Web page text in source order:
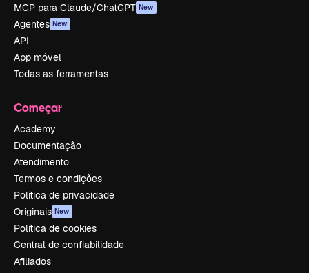
MCP para Claude/ChatGPT New
Agentes New
API
App móvel
Todas as ferramentas
Começar
Academy
Documentação
Atendimento
Termos e condições
Política de privacidade
Originais New
Política de cookies
Central de confiabilidade
Afiliados